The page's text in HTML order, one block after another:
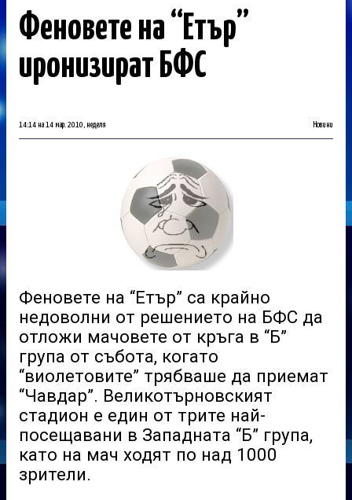
Феновете на “Етър”
иронизират БФС
14:14 на 14 мар. 2010, неделя Новини
Феновете на “Етър” са крайно
недоволни от решението на БФС да
отложи мачовете от кръга в “Б”
група от събота, когато
“виолетовите” трябваше да приемат
“Чавдар”. Великотърновският
стадион е един от трите най-
посещавани в Западната “Б” група,
като на мач ходят по над 1000
зрители.